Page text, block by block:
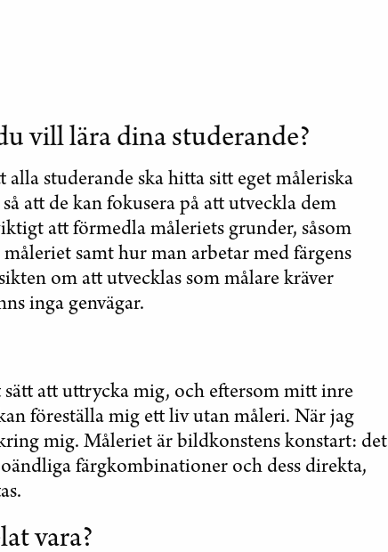
vill lära dina studerande?
alla studerande ska hitta sitt eget måleriska
att de kan fokusera på att utveckla dem
att förmedla måleriets grunder, såsom
samt hur man arbetar med färgens
om att utvecklas som målare kräver
inga genvägar.
sätt att uttrycka mig, och eftersom mitt inre
föreställa mig ett liv utan måleri. När jag
mig. Måleriet är bildkonstens konstart: det
färgkombinationer och dess direkta,
vara?